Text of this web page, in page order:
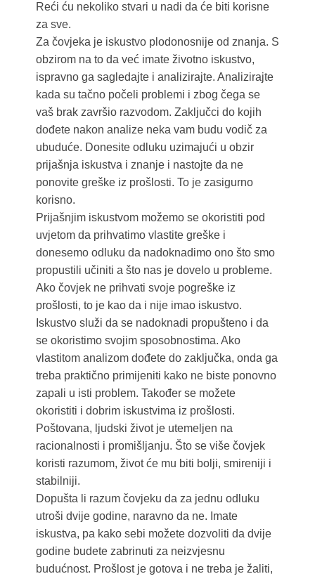
Reći ću nekoliko stvari u nadi da će biti korisne
za sve.
Za čovjeka je iskustvo plodonosnije od znanja. S
obzirom na to da već imate životno iskustvo,
ispravno ga sagledajte i analizirajte. Analizirajte
kada su tačno počeli problemi i zbog čega se
vaš brak završio razvodom. Zaključci do kojih
dođete nakon analize neka vam budu vodič za
ubuduće. Donesite odluku uzimajući u obzir
prijašnja iskustva i znanje i nastojte da ne
ponovite greške iz prošlosti. To je zasigurno
korisno.
Prijašnjim iskustvom možemo se okoristiti pod
uvjetom da prihvatimo vlastite greške i
donesemo odluku da nadoknadimo ono što smo
propustili učiniti a što nas je dovelo u probleme.
Ako čovjek ne prihvati svoje pogreške iz
prošlosti, to je kao da i nije imao iskustvo.
Iskustvo služi da se nadoknadi propušteno i da
se okoristimo svojim sposobnostima. Ako
vlastitom analizom dođete do zaključka, onda ga
treba praktično primijeniti kako ne biste ponovno
zapali u isti problem. Također se možete
okoristiti i dobrim iskustvima iz prošlosti.
Poštovana, ljudski život je utemeljen na
racionalnosti i promišljanju. Što se više čovjek
koristi razumom, život će mu biti bolji, smireniji i
stabilniji.
Dopušta li razum čovjeku da za jednu odluku
utroši dvije godine, naravno da ne. Imate
iskustva, pa kako sebi možete dozvoliti da dvije
godine budete zabrinuti za neizvjesnu
budućnost. Prošlost je gotova i ne treba je žaliti,